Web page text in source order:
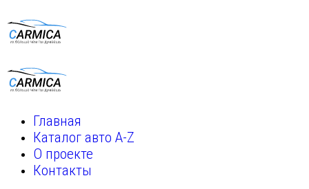
Главная
Каталог авто A-Z
О проекте
Контакты